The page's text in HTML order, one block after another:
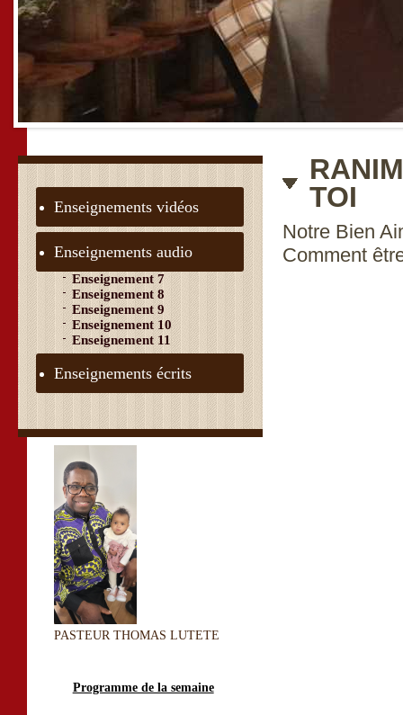
Enseignements vidéos
Enseignements audio
Enseignement 7
Enseignement 8
Enseignement 9
Enseignement 10
Enseignement 11
Enseignements écrits
PASTEUR THOMAS LUTETE
Programme de la semaine
TOI
Notre Bien
Comment